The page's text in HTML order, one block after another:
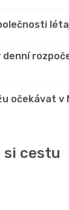
denní
očekávat v
si cestu